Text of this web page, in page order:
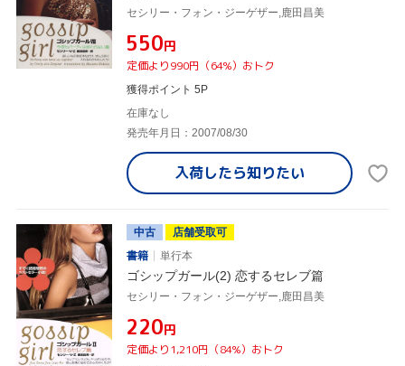
セシリー・フォン・ジーゲザー,鹿田昌美
¥550円
定価より990円（64%）おトク
獲得ポイント 5P
在庫なし
発売年月日：2007/08/30
入荷したら知りたい
中古
店舗受取可
書籍
単行本
ゴシップガール(2) 恋するセレブ篇
セシリー・フォン・ジーゲザー,鹿田昌美
¥220円
定価より1,210円（84%）おトク